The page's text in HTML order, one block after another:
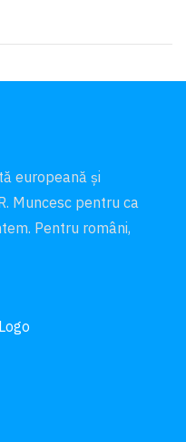
europeană și
Muncesc pentru ca
Pentru români,